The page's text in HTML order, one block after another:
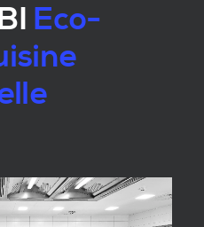
Eco-